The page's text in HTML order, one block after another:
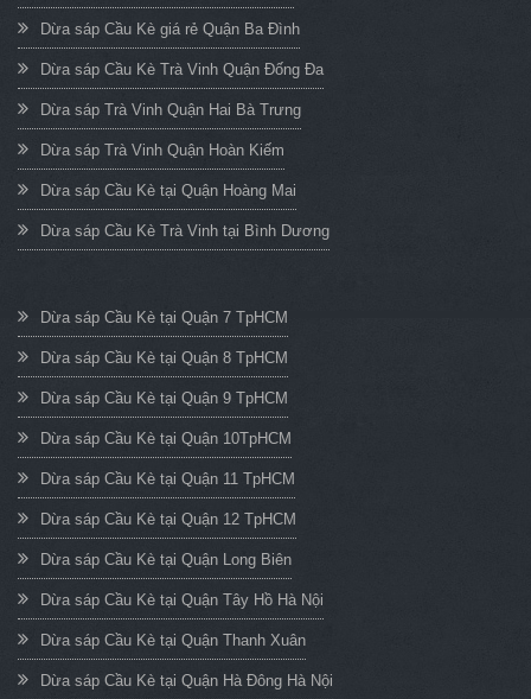
Dừa sáp Cầu Kè giá rẻ Quận Ba Đình
Dừa sáp Cầu Kè Trà Vinh Quận Đống Đa
Dừa sáp Trà Vinh Quận Hai Bà Trưng
Dừa sáp Trà Vinh Quận Hoàn Kiếm
Dừa sáp Cầu Kè tại Quận Hoàng Mai
Dừa sáp Cầu Kè Trà Vinh tại Bình Dương
Dừa sáp Cầu Kè tại Quận 7 TpHCM
Dừa sáp Cầu Kè tại Quận 8 TpHCM
Dừa sáp Cầu Kè tại Quận 9 TpHCM
Dừa sáp Cầu Kè tại Quận 10TpHCM
Dừa sáp Cầu Kè tại Quận 11 TpHCM
Dừa sáp Cầu Kè tại Quận 12 TpHCM
Dừa sáp Cầu Kè tại Quận Long Biên
Dừa sáp Cầu Kè tại Quận Tây Hồ Hà Nội
Dừa sáp Cầu Kè tại Quận Thanh Xuân
Dừa sáp Cầu Kè tại Quận Hà Đông Hà Nội